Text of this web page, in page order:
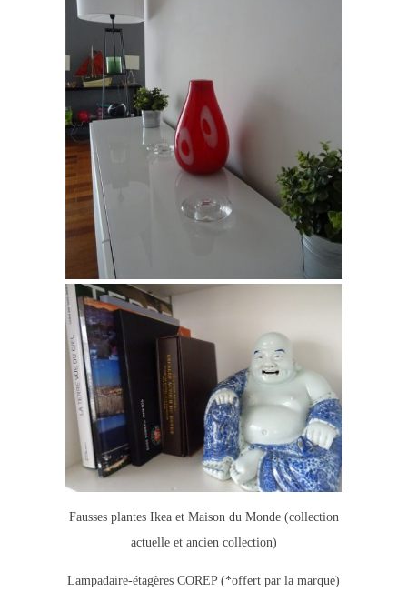
Fausses plantes Ikea et Maison du Monde (collection
actuelle et ancien collection)
Lampadaire-étagères COREP (*offert par la marque)